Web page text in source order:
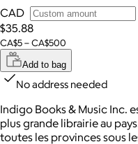
CAD
$35.88
CA$5 – CA$500
Add to bag
No address needed
Indigo Books & Music Inc.
plus grande librairie au
toutes les provinces sous